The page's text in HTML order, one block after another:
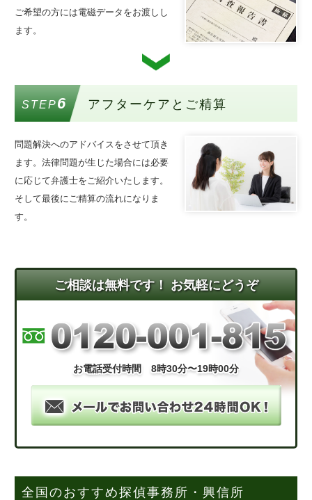
ご希望の方には電磁データをお渡しし
ます。
STEP6 アフターケアとご精算
問題解決へのアドバイスをさせて頂き
ます。法律問題が生じた場合には必要
に応じて弁護士をご紹介いたします。
そして最後にご精算の流れになりま
す。
ご相談は無料です！ お気軽にどうぞ
お電話受付時間 8時30分〜19時00分
全国のおすすめ探偵事務所・興信所